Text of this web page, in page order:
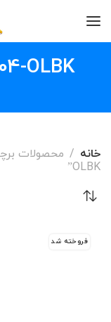
OLBK
خانه
OLBK”
فروخته شد